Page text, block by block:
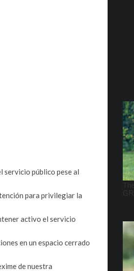
servicio público pese al
para privilegiar la
activo el servicio
en un espacio cerrado
de nuestra